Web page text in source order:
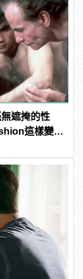
遮掩的性
這樣變型